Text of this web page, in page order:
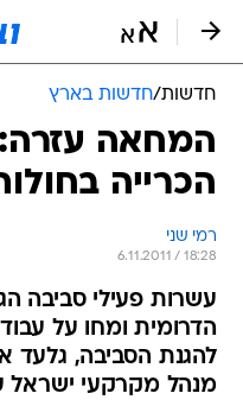
חדשות/חדשות בארץ
המחאה עזרה:
הכרייה
רמי שני
6.11.2011 / 18:28
עשרות פעילי סביבה
הדרומית ומחו על
להגנת הסביבה, גלעד
מנהל מקרקעי ישראל